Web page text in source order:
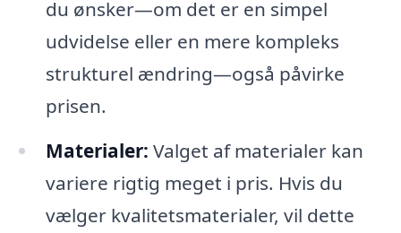
du ønsker—om det er en simpel
udvidelse eller en mere kompleks
strukturel ændring—også påvirke
prisen.
Materialer: Valget af materialer kan
variere rigtig meget i pris. Hvis du
vælger kvalitetsmaterialer, vil dette